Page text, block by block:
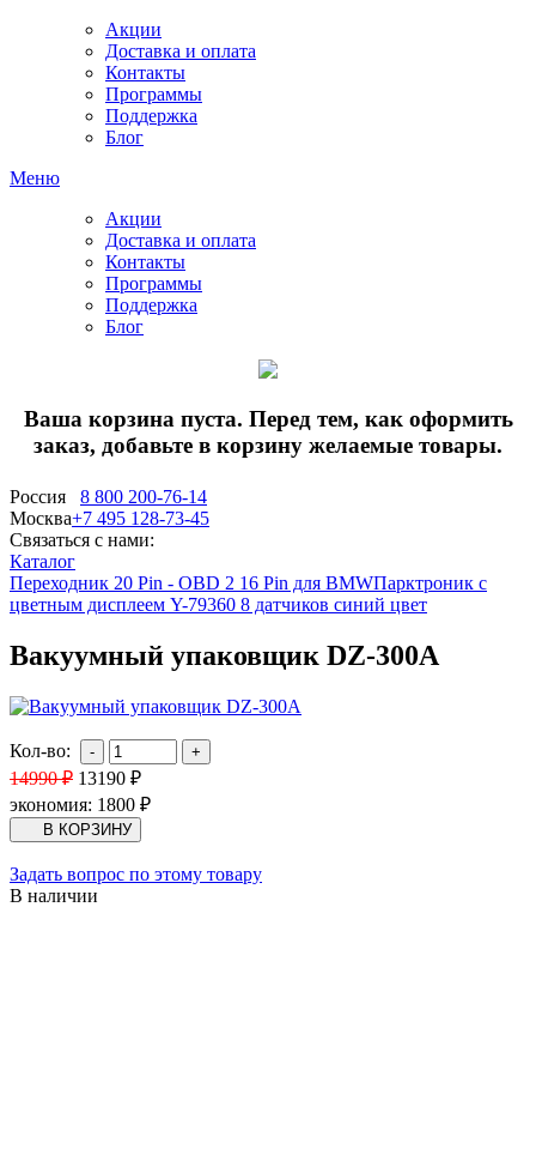
Акции
Доставка и оплата
Контакты
Программы
Поддержка
Блог
Меню
Акции
Доставка и оплата
Контакты
Программы
Поддержка
Блог
Ваша корзина пуста. Перед тем, как оформить
заказ, добавьте в корзину желаемые товары.
Россия
8 800 200-76-14
Москва+7 495 128-73-45
Связаться с нами:
Каталог
Переходник 20 Pin - OBD 2 16 Pin для BMWПарктроник с
цветным дисплеем Y-79360 8 датчиков синий цвет
Вакуумный упаковщик DZ-300A
Кол-во:
14990₽ 13190 ₽
экономия: 1800 ₽
Задать вопрос по этому товару
В наличии